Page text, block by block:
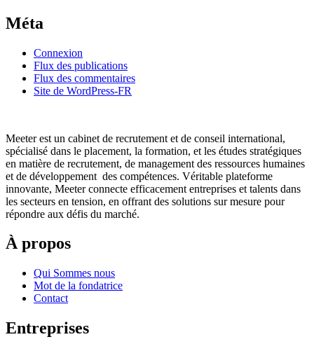
Méta
Connexion
Flux des publications
Flux des commentaires
Site de WordPress-FR
Meeter est un cabinet de recrutement et de conseil international,
spécialisé dans le placement, la formation, et les études stratégiques
en matière de recrutement, de management des ressources humaines
et de développement des compétences. Véritable plateforme
innovante, Meeter connecte efficacement entreprises et talents dans
les secteurs en tension, en offrant des solutions sur mesure pour
répondre aux défis du marché.
À propos
Qui Sommes nous
Mot de la fondatrice
Contact
Entreprises